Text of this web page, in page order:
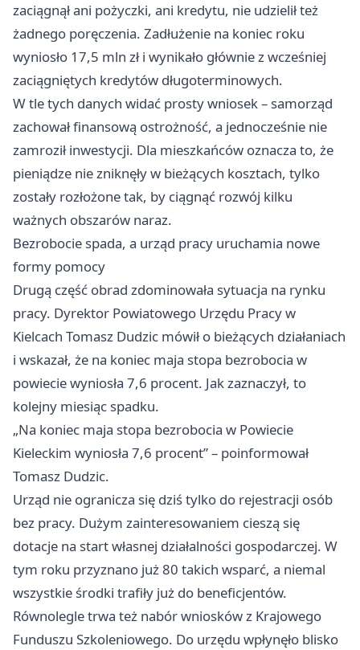
zaciągnął ani pożyczki, ani kredytu, nie udzielił też
żadnego poręczenia. Zadłużenie na koniec roku
wyniosło 17,5 mln zł i wynikało głównie z wcześniej
zaciągniętych kredytów długoterminowych.
W tle tych danych widać prosty wniosek – samorząd
zachował finansową ostrożność, a jednocześnie nie
zamroził inwestycji. Dla mieszkańców oznacza to, że
pieniądze nie zniknęły w bieżących kosztach, tylko
zostały rozłożone tak, by ciągnąć rozwój kilku
ważnych obszarów naraz.
Bezrobocie spada, a urząd pracy uruchamia nowe
formy pomocy
Drugą część obrad zdominowała sytuacja na rynku
pracy. Dyrektor Powiatowego Urzędu Pracy w
Kielcach Tomasz Dudzic mówił o bieżących działaniach
i wskazał, że na koniec maja stopa bezrobocia w
powiecie wyniosła 7,6 procent. Jak zaznaczył, to
kolejny miesiąc spadku.
„Na koniec maja stopa bezrobocia w Powiecie
Kieleckim wyniosła 7,6 procent” – poinformował
Tomasz Dudzic.
Urząd nie ogranicza się dziś tylko do rejestracji osób
bez pracy. Dużym zainteresowaniem cieszą się
dotacje na start własnej działalności gospodarczej. W
tym roku przyznano już 80 takich wsparć, a niemal
wszystkie środki trafiły już do beneficjentów.
Równolegle trwa też nabór wniosków z Krajowego
Funduszu Szkoleniowego. Do urzędu wpłynęło blisko